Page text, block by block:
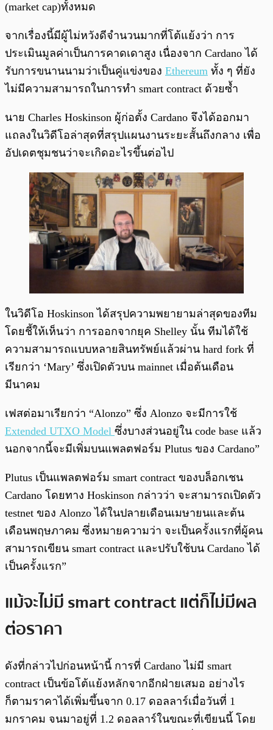
(market cap)ทั้งหมด
จากเรื่องนี้มีผู้ไม่หวังดีจำนวนมากที่โต้แย้งว่า การ
ประเมินมูลค่าเป็นการคาดเดาสูง เนื่องจาก Cardano ได้
รับการขนานนามว่าเป็นคู่แข่งของ Ethereum ทั้ง ๆ ที่ยัง
ไม่มีความสามารถในการทำ smart contract ด้วยซ้ำ
นาย Charles Hoskinson ผู้ก่อตั้ง Cardano จึงได้ออกมา
แถลงในวิดีโอล่าสุดที่สรุปแผนงานระยะสั้นถึงกลาง เพื่อ
อัปเดตชุมชนว่าจะเกิดอะไรขึ้นต่อไป
ในวิดีโอ Hoskinson ได้สรุปความพยายามล่าสุดของทีม
โดยชี้ให้เห็นว่า การออกจากยุค Shelley นั้น ทีมได้ใช้
ความสามารถแบบหลายสินทรัพย์แล้วผ่าน hard fork ที่
เรียกว่า ‘Mary’ ซึ่งเปิดตัวบน mainnet เมื่อต้นเดือน
มีนาคม
เฟสต่อมาเรียกว่า “Alonzo” ซึ่ง Alonzo จะมีการใช้
Extended UTXO Model ซึ่งบางส่วนอยู่ใน code base แล้ว
นอกจากนี้จะมีเพิ่มบนแพลตฟอร์ม Plutus ของ Cardano”
Plutus เป็นแพลตฟอร์ม smart contract ของบล็อกเชน
Cardano โดยทาง Hoskinson กล่าวว่า จะสามารถเปิดตัว
testnet ของ Alonzo ได้ในปลายเดือนเมษายนและต้น
เดือนพฤษภาคม ซึ่งหมายความว่า จะเป็นครั้งแรกที่ผู้คน
สามารถเขียน smart contract และปรับใช้บน Cardano ได้
เป็นครั้งแรก”
แม้จะไม่มี smart contract แต่ก็ไม่มีผล
ต่อราคา
ดังที่กล่าวไปก่อนหน้านี้ การที่ Cardano ไม่มี smart
contract เป็นข้อโต้แย้งหลักจากอีกฝ่ายเสมอ อย่างไร
ก็ตามราคาได้เพิ่มขึ้นจาก 0.17 ดอลลาร์เมื่อวันที่ 1
มกราคม จนมาอยู่ที่ 1.2 ดอลลาร์ในขณะที่เขียนนี้ โดย